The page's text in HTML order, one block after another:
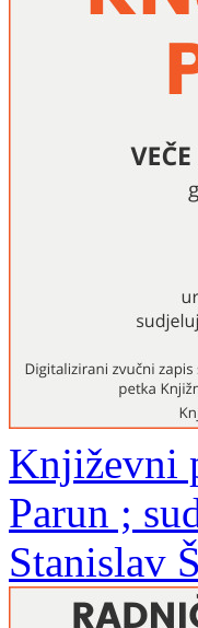
Književni
Parun ;
Stanislav